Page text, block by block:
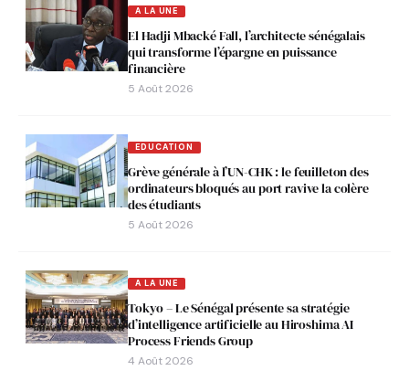
A LA UNE
El Hadji Mbacké Fall, l’architecte sénégalais
qui transforme l’épargne en puissance
financière
5 Août 2026
EDUCATION
Grève générale à l’UN-CHK : le feuilleton des
ordinateurs bloqués au port ravive la colère
des étudiants
5 Août 2026
A LA UNE
Tokyo – Le Sénégal présente sa stratégie
d’intelligence artificielle au Hiroshima AI
Process Friends Group
4 Août 2026